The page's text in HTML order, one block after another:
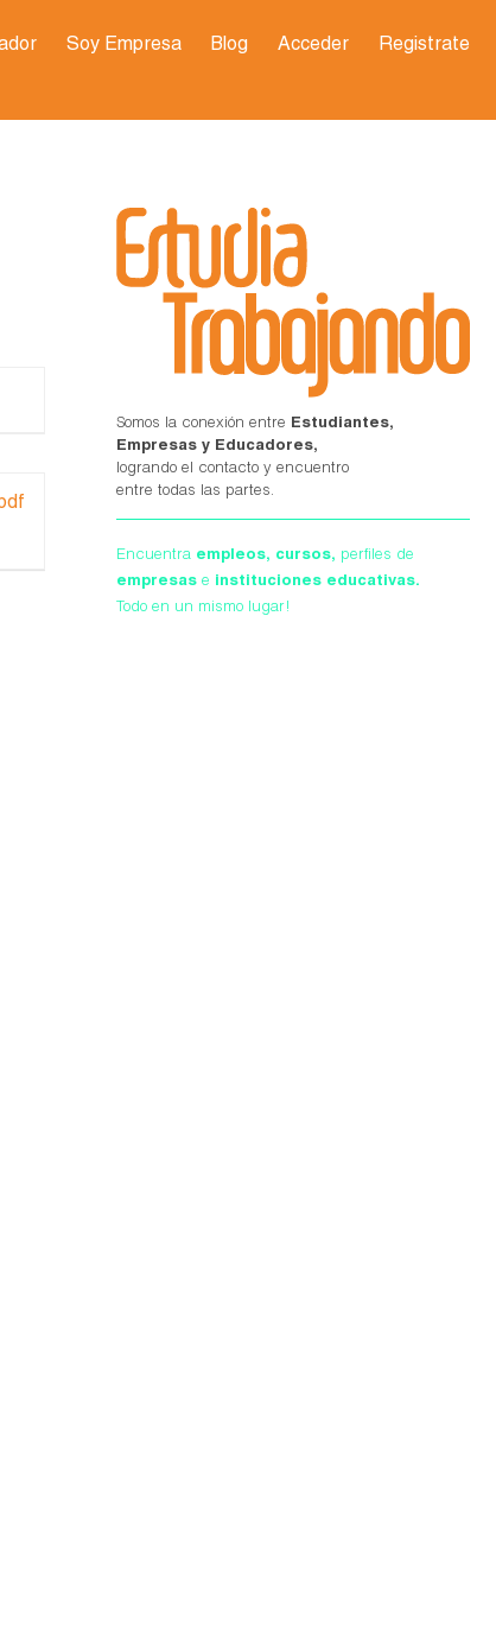
Soy Empresa Blog Acceder Registrate
Somos la conexión entre Estudiantes,
Empresas y Educadores,
logrando el contacto y encuentro
entre todas las partes.
Encuentra empleos, cursos, perfiles de
empresas e instituciones educativas.
Todo en un mismo lugar!